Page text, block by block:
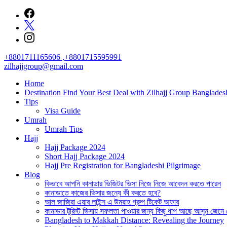
content
+8801711165606 ,+8801715595991
zilhajjgroup@gmail.com
Home
Destination Find Your Best Deal with Zilhajj Group
Tips
Visa Guide
Umrah
Umrah Tips
Hajj
Hajj Package 2024
Short Hajj Package 2024
Hajj Pre Registration for Bangladeshi Pilgrimage
Blog
কিভাবে আপনি কানাডার ভিজিটর ভিসা নিজে নিজে আবেদন করতে পারেন
কানাডাতে কাজের ভিসার জন্যে কী করতে হবে?
আল জাজিরা এয়ার লাইন্স এ উমরাহ গ্রুপ টিকেট অফার
কানাডার টুরিস্ট ভিসায় সফলতা পাওয়ার জন্য কিছু ধাপ আছে আসুন জেনে
Bangladesh to Makkah Distance: Revealing the Journey